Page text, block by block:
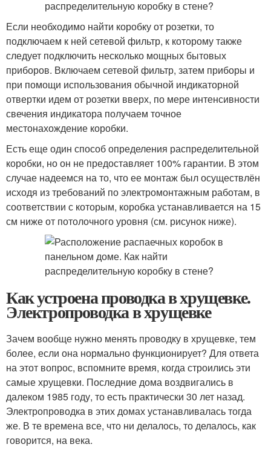
Если необходимо найти коробку от розетки, то
подключаем к ней сетевой фильтр, к которому также
следует подключить несколько мощных бытовых
приборов. Включаем сетевой фильтр, затем приборы и
при помощи использования обычной индикаторной
отвертки идем от розетки вверх, по мере интенсивности
свечения индикатора получаем точное
местонахождение коробки.
Есть еще один способ определения распределительной
коробки, но он не предоставляет 100% гарантии. В этом
случае надеемся на то, что ее монтаж был осуществлён
исходя из требований по электромонтажным работам, в
соответствии с которым, коробка устанавливается на 15
см ниже от потолочного уровня (см. рисунок ниже).
Как устроена проводка в хрущевке.
Электропроводка в хрущевке
Зачем вообще нужно менять проводку в хрущевке, тем
более, если она нормально функционирует? Для ответа
на этот вопрос, вспомните время, когда строились эти
самые хрущевки. Последние дома воздвигались в
далеком 1985 году, то есть практически 30 лет назад.
Электропроводка в этих домах устанавливалась тогда
же. В те времена все, что ни делалось, то делалось, как
говорится, на века.